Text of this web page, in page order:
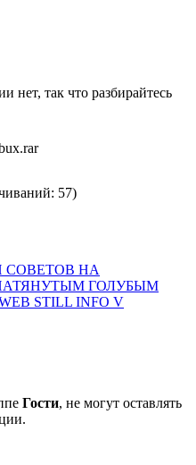
нет, так что разбирайтесь
57)
СОВЕТОВ НА
ГОЛУБЫМ
STILL INFO V
Гости, не могут оставлять